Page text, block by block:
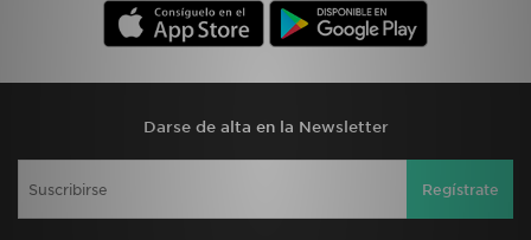
Darse de alta en la Newsletter
Regístrate